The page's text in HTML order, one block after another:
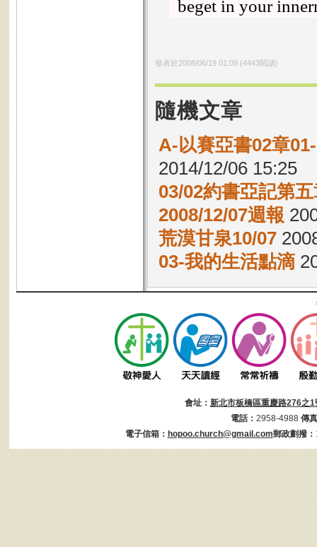
beget in your
發表於2008/06/19 01:09(4443閱讀)
隨機文章
A-以賽亞書02章
2014/12/06 15:25
03/02約書亞記第
2008/12/07週報
荒漠甘泉10/07
03-我的生活點滴
會址： 新北市板橋區重慶路276之1
電話： 2958-4988 傳
電子信箱： hopoo.church@gmail.com郵政劃撥：